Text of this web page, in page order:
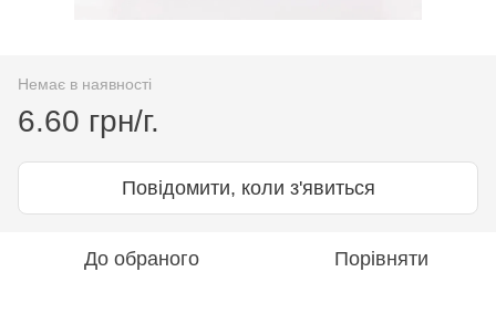
Немає в наявності
6.60 грн/г.
Повідомити, коли з'явиться
До обраного Порівняти